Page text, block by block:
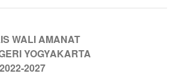
WALI AMANAT
YOGYAKARTA
2027